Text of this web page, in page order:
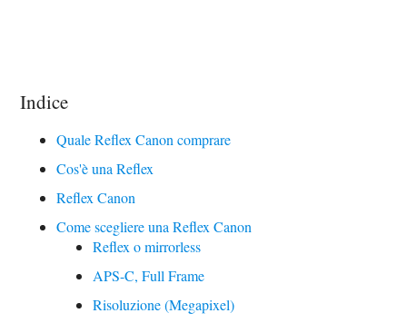
Indice
Quale Reflex Canon comprare
Cos'è una Reflex
Reflex Canon
Come scegliere una Reflex Canon
Reflex o mirrorless
APS-C, Full Frame
Risoluzione (Megapixel)